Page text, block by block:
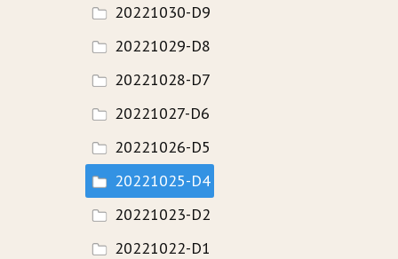
WAVECAMP 2017
FOTOGALERIE
20221030-D9
20221029-D8
20221028-D7
20221027-D6
20221026-D5
20221025-D4
20221023-D2
20221022-D1